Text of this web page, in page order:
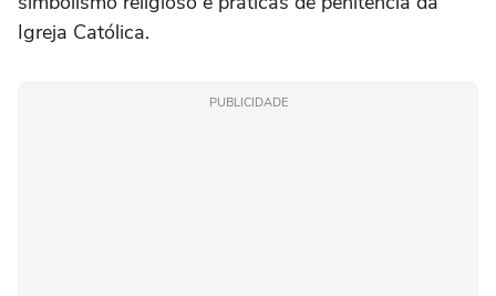
Igreja Católica.
PUBLICIDADE